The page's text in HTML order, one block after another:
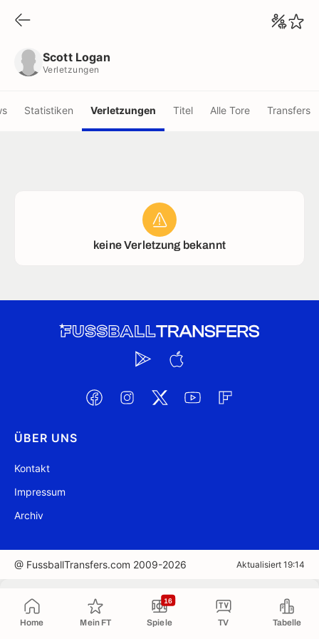
Home Mein FT Spiele
16
TV Tabelle
Scott Logan
Verletzungen
Statistiken Verletzungen Titel Alle Tore Transfers
keine Verletzung bekannt
ÜBER UNS
Kontakt
Impressum
Archiv
@ FussballTransfers.com 2009-2026 Aktualisiert 19:14